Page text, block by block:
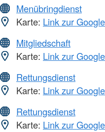
Menübringdienst
Karte: Link zur
Mitgliedschaft
Karte: Link zur
Rettungsdienst
Karte: Link zur
Rettungsdienst
Karte: Link zur